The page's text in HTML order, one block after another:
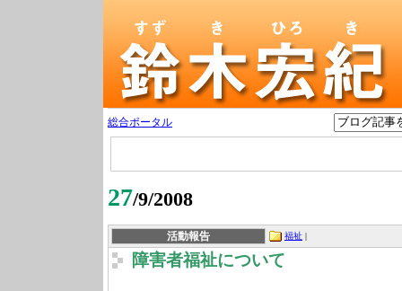
総合ポータル
27/9/2008
活動報告 福祉 |
障害者福祉について